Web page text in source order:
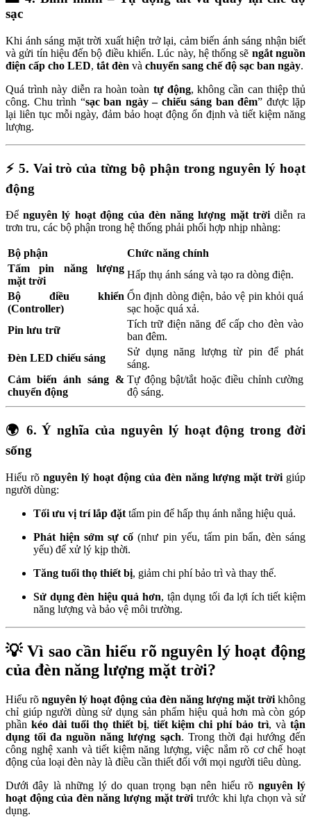
sạc
Khi ánh sáng mặt trời xuất hiện trở lại, cảm biến ánh sáng nhận biết
và gửi tín hiệu đến bộ điều khiển. Lúc này, hệ thống sẽ ngắt nguồn
điện cấp cho LED, tắt đèn và chuyển sang chế độ sạc ban ngày.
Quá trình này diễn ra hoàn toàn tự động, không cần can thiệp thủ
công. Chu trình “sạc ban ngày – chiếu sáng ban đêm” được lặp
lại liên tục mỗi ngày, đảm bảo hoạt động ổn định và tiết kiệm năng
lượng.
⚡ 5. Vai trò của từng bộ phận trong nguyên lý hoạt
động
Đểnguyên lý hoạt động của đèn năng lượng mặt trờidiễn ra
trơn tru, các bộ phận trong hệ thống phải phối hợp nhịp nhàng:
Bộ phận
Chức năng chính
Tấm pin năng lượng
mặt trời
Hấp thụ ánh sáng và tạo ra dòng điện.
Bộ điều khiển
(Controller)
Ổn định dòng điện, bảo vệ pin khỏi quá
sạc hoặc quá xả.
Pin lưu trữ
Tích trữ điện năng để cấp cho đèn vào
ban đêm.
Đèn LED chiếu sáng
Sử dụng năng lượng từ pin để phát
sáng.
Cảm biến ánh sáng &
chuyển động
Tự động bật/tắt hoặc điều chỉnh cường
độ sáng.
🌍 6. Ý nghĩa của nguyên lý hoạt động trong đời
sống
Hiểu rõ nguyên lý hoạt động của đèn năng lượng mặt trời giúp
người dùng:
Tối ưu vị trí lắp đặt tấm pin để hấp thụ ánh nắng hiệu quả.
Phát hiện sớm sự cố (như pin yếu, tấm pin bẩn, đèn sáng
yếu) để xử lý kịp thời.
Tăng tuổi thọ thiết bị, giảm chi phí bảo trì và thay thế.
Sử dụng đèn hiệu quả hơn, tận dụng tối đa lợi ích tiết kiệm
năng lượng và bảo vệ môi trường.
💡Vì sao cần hiểu rõ nguyên lý hoạt động
của đèn năng lượng mặt trời?
Hiểu rõ nguyên lý hoạt động của đèn năng lượng mặt trời không
chỉ giúp người dùng sử dụng sản phẩm hiệu quả hơn mà còn góp
phần kéo dài tuổi thọ thiết bị, tiết kiệm chi phí bảo trì, vàtận
dụng tối đa nguồn năng lượng sạch. Trong thời đại hướng đến
công nghệ xanh và tiết kiệm năng lượng, việc nắm rõ cơ chế hoạt
động của loại đèn này là điều cần thiết đối với mọi người tiêu dùng.
Dưới đây là những lý do quan trọng bạn nên hiểu rõ nguyên lý
hoạt động của đèn năng lượng mặt trời trước khi lựa chọn và sử
dụng.